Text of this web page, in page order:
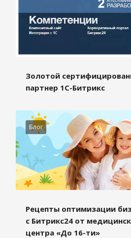
Золотой
партнер 1С-Битрикс
Блог
Рецепты оптимизации
с Битрикс24 от
центра «До 16-ти»